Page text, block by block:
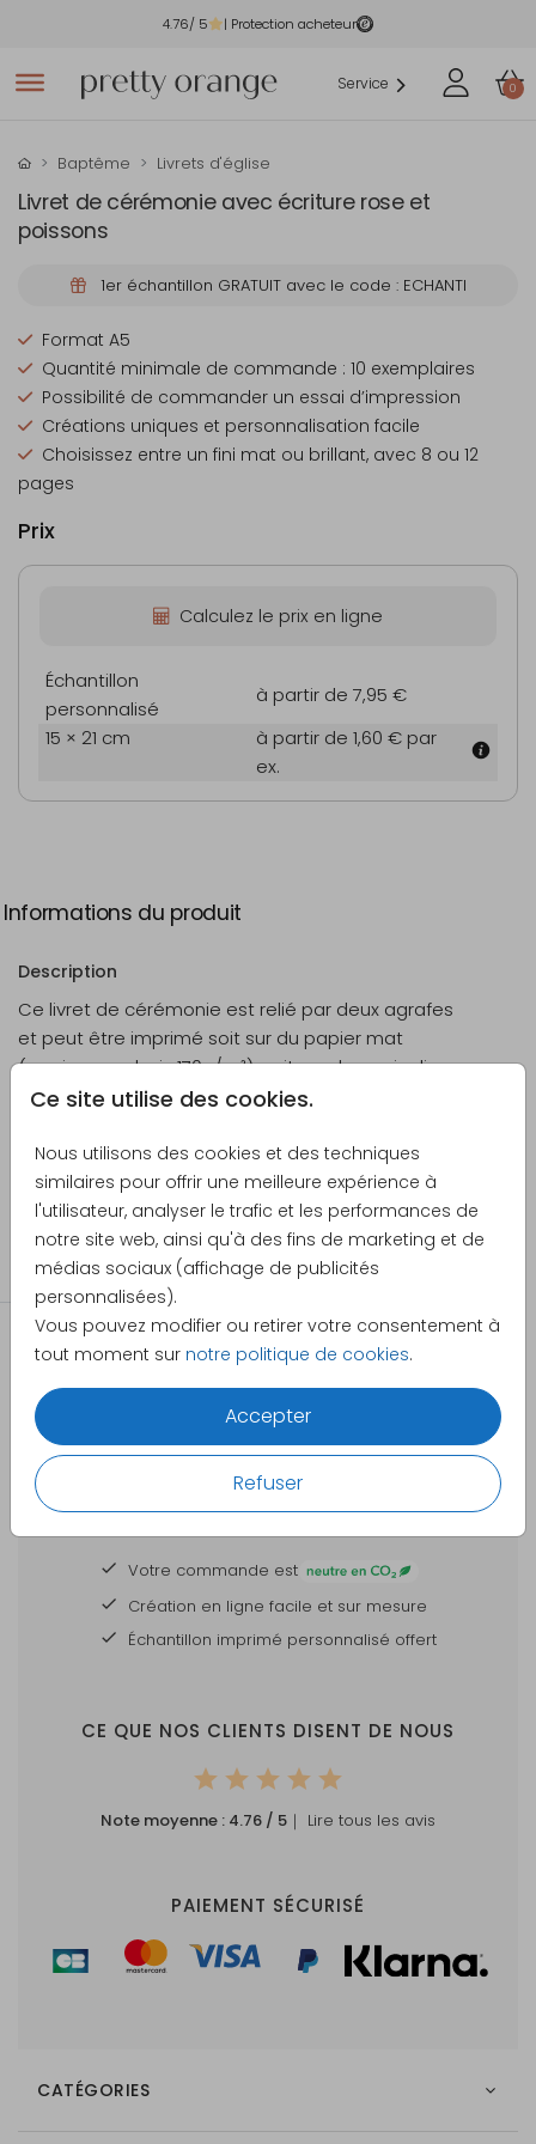
4.76/ 5 | Protection acheteur
Service 0
Ce site utilise des cookies.
Nous utilisons des cookies et des techniques
similaires pour offrir une meilleure expérience à
l'utilisateur, analyser le trafic et les performances de
notre site web, ainsi qu'à des fins de marketing et de
médias sociaux (affichage de publicités
personnalisées).
Vous pouvez modifier ou retirer votre consentement à
tout moment sur notre politique de cookies.
Accepter
Refuser
Baptême Livrets d'église
Livret de cérémonie avec écriture rose et
poissons
1er échantillon GRATUIT avec le code : ECHANTI
Format A5
Quantité minimale de commande : 10 exemplaires
Possibilité de commander un essai d’impression
Créations uniques et personnalisation facile
Choisissez entre un fini mat ou brillant, avec 8 ou 12
pages
Prix
Calculez le prix en ligne
Échantillon
personnalisé
à partir de 7,95 €
15 × 21 cm
à partir de 1,60 € par
ex.
Informations du produit
Description
Ce livret de cérémonie est relié par deux agrafes
et peut être imprimé soit sur du papier mat
(papier sans bois 170g/m²), soit sur du papier lisse
légèrement brillant (satiné 170g/m²).
Créateur
Pretty Orange
Catégorie
Livrets d'église
DES CARTES À PERSONNALISER POUR TOUTES
VOS GRANDES OCCASIONS
Votre commande est
Création en ligne facile et sur mesure
Échantillon imprimé personnalisé offert
CE QUE NOS CLIENTS DISENT DE NOUS
Note moyenne : 4.76 / 5 ｜ Lire tous les avis
PAIEMENT SÉCURISÉ
CATÉGORIES